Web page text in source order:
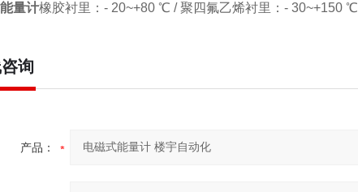
量计橡胶衬里：- 20~+80 ℃ / 聚四氟乙烯衬里：- 30~+150 ℃
询
产品：